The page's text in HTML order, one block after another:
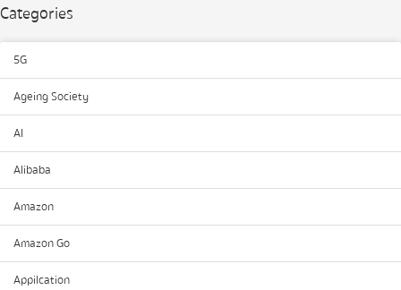
Categories
5G
Ageing Society
AI
Alibaba
Amazon
Amazon Go
Appilcation